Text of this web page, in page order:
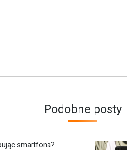
Podobne posty
smartfona?